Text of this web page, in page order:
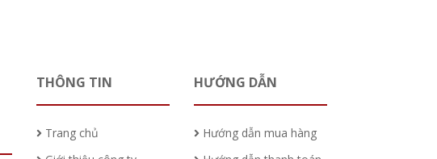
THÔNG TIN
Trang chủ
HƯỚNG DẪN
Hướng dẫn mua hàng